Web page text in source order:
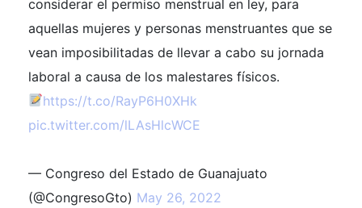
considerar el permiso menstrual en ley, para
aquellas mujeres y personas menstruantes que se
vean imposibilitadas de llevar a cabo su jornada
laboral a causa de los malestares físicos.
https://t.co/RayP6H0XHk
pic.twitter.com/lLAsHlcWCE
— Congreso del Estado de Guanajuato
(@CongresoGto) May 26, 2022